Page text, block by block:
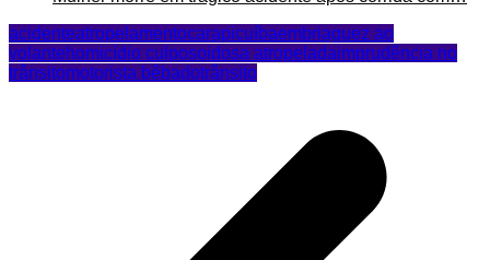
acidenteatropelamentocarapicuíbaembriaguez ao
volantehomicídio culposoidosa atropeladaimprudência no
trânsitomotorista bêbadotrânsito